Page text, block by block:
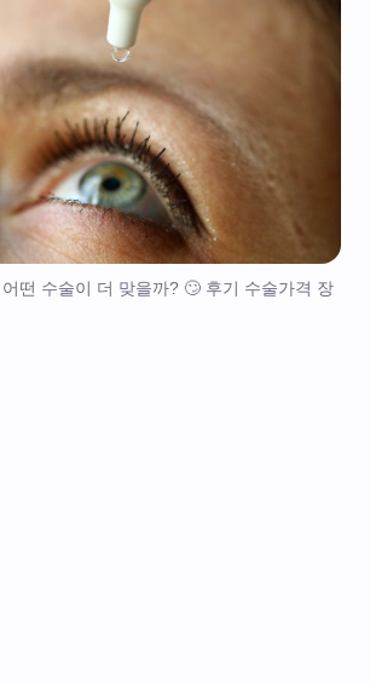
떤 수술이 더 맞을까? 🙄 후기 수술가격 장